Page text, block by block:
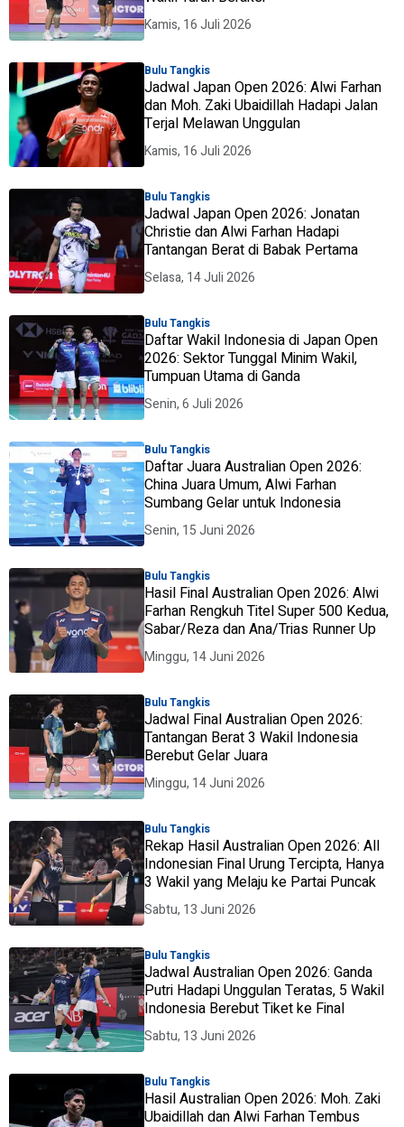
Kamis, 16 Juli 2026
Bulu Tangkis
Jadwal Japan Open 2026: Alwi Farhan
dan Moh. Zaki Ubaidillah Hadapi Jalan
Terjal Melawan Unggulan
Kamis, 16 Juli 2026
Bulu Tangkis
Jadwal Japan Open 2026: Jonatan
Christie dan Alwi Farhan Hadapi
Tantangan Berat di Babak Pertama
Selasa, 14 Juli 2026
Bulu Tangkis
Daftar Wakil Indonesia di Japan Open
2026: Sektor Tunggal Minim Wakil,
Tumpuan Utama di Ganda
Senin, 6 Juli 2026
Bulu Tangkis
Daftar Juara Australian Open 2026:
China Juara Umum, Alwi Farhan
Sumbang Gelar untuk Indonesia
Senin, 15 Juni 2026
Bulu Tangkis
Hasil Final Australian Open 2026: Alwi
Farhan Rengkuh Titel Super 500 Kedua,
Sabar/Reza dan Ana/Trias Runner Up
Minggu, 14 Juni 2026
Bulu Tangkis
Jadwal Final Australian Open 2026:
Tantangan Berat 3 Wakil Indonesia
Berebut Gelar Juara
Minggu, 14 Juni 2026
Bulu Tangkis
Rekap Hasil Australian Open 2026: All
Indonesian Final Urung Tercipta, Hanya
3 Wakil yang Melaju ke Partai Puncak
Sabtu, 13 Juni 2026
Bulu Tangkis
Jadwal Australian Open 2026: Ganda
Putri Hadapi Unggulan Teratas, 5 Wakil
Indonesia Berebut Tiket ke Final
Sabtu, 13 Juni 2026
Bulu Tangkis
Hasil Australian Open 2026: Moh. Zaki
Ubaidillah dan Alwi Farhan Tembus